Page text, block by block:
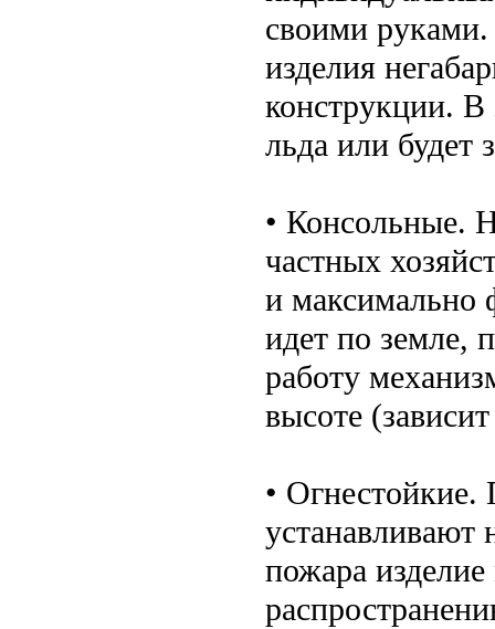
своими
изделия
конструкции.
льда или будет
• Консольные.
частных
и максимально
идет по земле,
работу
высоте
•
устанавливают
пожара